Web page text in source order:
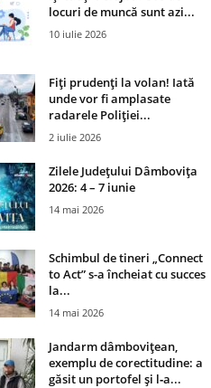
locuri de muncă sunt azi...
10 iulie 2026
Fiți prudenți la volan! Iată
unde vor fi amplasate
radarele Poliției...
2 iulie 2026
Zilele Județului Dâmbovița
2026: 4 – 7 iunie
14 mai 2026
Schimbul de tineri „Connect
to Act” s-a încheiat cu succes
la...
14 mai 2026
Jandarm dâmbovițean,
exemplu de corectitudine: a
găsit un portofel și l‑a...